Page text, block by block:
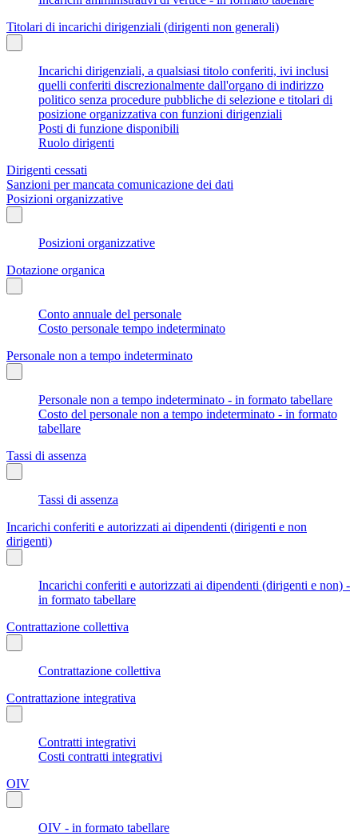
Titolari di incarichi dirigenziali (dirigenti non generali)
Incarichi dirigenziali, a qualsiasi titolo conferiti, ivi inclusi
quelli conferiti discrezionalmente dall'organo di indirizzo
politico senza procedure pubbliche di selezione e titolari di
posizione organizzativa con funzioni dirigenziali
Posti di funzione disponibili
Ruolo dirigenti
Dirigenti cessati
Sanzioni per mancata comunicazione dei dati
Posizioni organizzative
Posizioni organizzative
Dotazione organica
Conto annuale del personale
Costo personale tempo indeterminato
Personale non a tempo indeterminato
Personale non a tempo indeterminato - in formato tabellare
Costo del personale non a tempo indeterminato - in formato
tabellare
Tassi di assenza
Tassi di assenza
Incarichi conferiti e autorizzati ai dipendenti (dirigenti e non
dirigenti)
Incarichi conferiti e autorizzati ai dipendenti (dirigenti e non) -
in formato tabellare
Contrattazione collettiva
Contrattazione collettiva
Contrattazione integrativa
Contratti integrativi
Costi contratti integrativi
OIV
OIV - in formato tabellare